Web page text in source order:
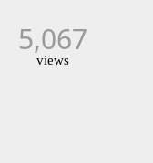
5,067
views